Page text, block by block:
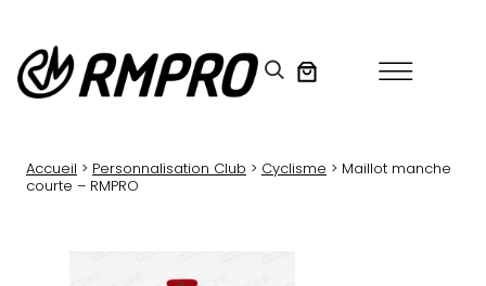
contenu
Accueil > Personnalisation Club > Cyclisme > Maillot manche
courte – RMPRO